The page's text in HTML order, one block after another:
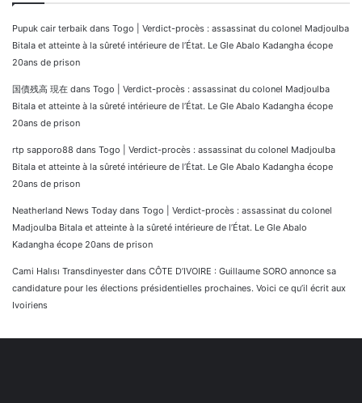
Pupuk cair terbaik dans Togo | Verdict-procès : assassinat du colonel Madjoulba
Bitala et atteinte à la sûreté intérieure de l’État. Le Gle Abalo Kadangha écope
20ans de prison
国債残高 現在 dans Togo | Verdict-procès : assassinat du colonel Madjoulba
Bitala et atteinte à la sûreté intérieure de l’État. Le Gle Abalo Kadangha écope
20ans de prison
rtp sapporo88 dans Togo | Verdict-procès : assassinat du colonel Madjoulba
Bitala et atteinte à la sûreté intérieure de l’État. Le Gle Abalo Kadangha écope
20ans de prison
Neatherland News Today dans Togo | Verdict-procès : assassinat du colonel
Madjoulba Bitala et atteinte à la sûreté intérieure de l’État. Le Gle Abalo
Kadangha écope 20ans de prison
Cami Halısı Transdinyester dans CÔTE D’IVOIRE : Guillaume SORO annonce sa
candidature pour les élections présidentielles prochaines. Voici ce qu’il écrit aux
Ivoiriens